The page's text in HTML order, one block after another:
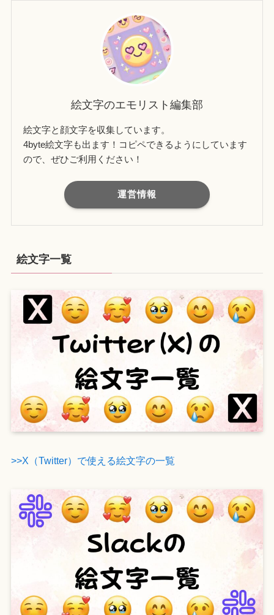
絵文字のエモリスト編集部
絵文字と顔文字を収集しています。
4byte絵文字も出ます！コピペできるようにしています
ので、ぜひご利用ください！
運営情報
絵文字一覧
>>X（Twitter）で使える絵文字の一覧